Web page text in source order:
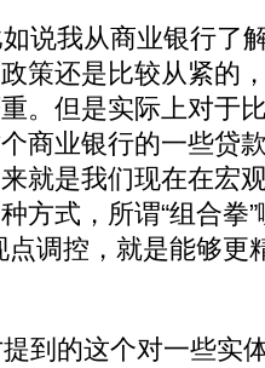
说我从商业银行了
策还是比较从紧的
。但是实际上对于
商业银行的一些贷
就是我们现在在宏
方式，所谓“组合拳
点调控，就是能够更
到的这个对一些实